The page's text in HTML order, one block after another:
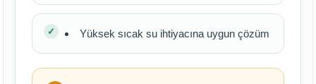
Yüksek sıcak su ihtiyacına uygun çözüm